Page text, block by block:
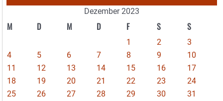
Dezember 2023
M D M D F S S
1 2
3
4
5 6 7 8 9
10
11
12 13 14 15 16
17
18
19 20 21 22 23
24
25
26 27 28 29 30
31